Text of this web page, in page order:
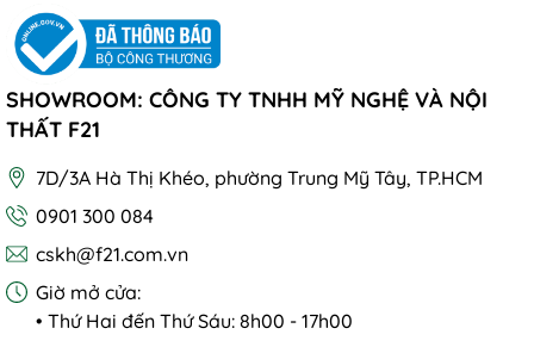
SHOWROOM: CÔNG TY TNHH MỸ NGHỆ VÀ NỘI
THẤT F21
7D/3A Hà Thị Khéo, phường Trung Mỹ Tây, TP.HCM
0901 300 084
cskh@f21.com.vn
Giờ mở cửa:
• Thứ Hai đến Thứ Sáu: 8h00 - 17h00